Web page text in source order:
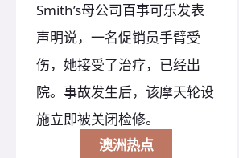
Smith’s母公司百事可乐发表
声明说，一名促销员手臂受
伤，她接受了治疗，已经出
院。事故发生后，该摩天轮设
施立即被关闭检修。
澳洲热点